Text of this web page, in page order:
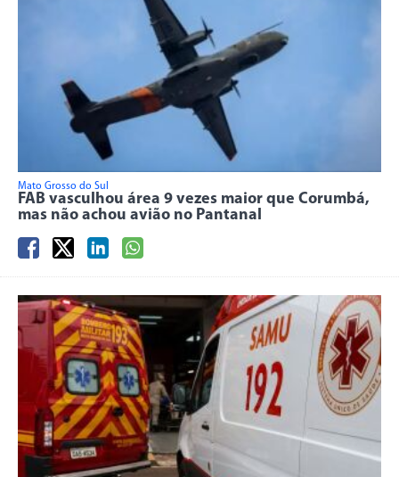
Mato Grosso do Sul
FAB vasculhou área 9 vezes maior que Corumbá,
mas não achou avião no Pantanal